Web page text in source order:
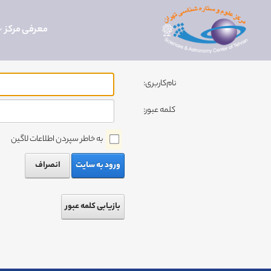
معرفی مرکز
نام‌کاربری:
کلمه عبور:
به خاطر سپردن اطلاعات لاگین
ورود به سایت
انصراف
بازیابی کلمه عبور